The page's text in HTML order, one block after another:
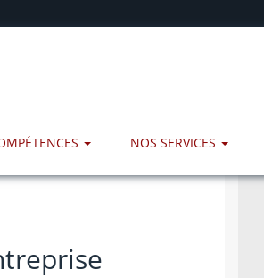
NOS SERVICES